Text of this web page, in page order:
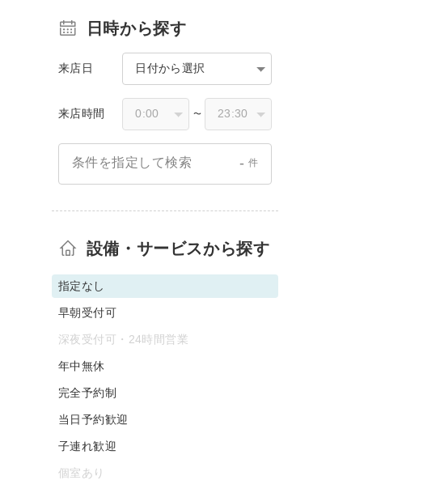
日時から探す
来店日 日付から選択
来店時間 〜
条件を指定して検索 - 件
設備・サービスから探す
指定なし
早朝受付可
深夜受付可・24時間営業
年中無休
完全予約制
当日予約歓迎
子連れ歓迎
個室あり